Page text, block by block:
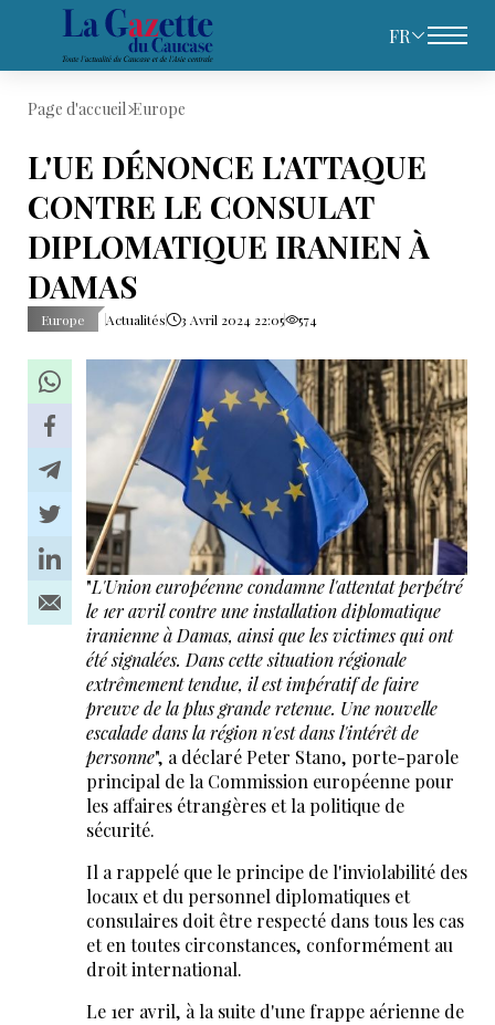
FR
Page d'accueil Europe
L'UE DÉNONCE L'ATTAQUE
CONTRE LE CONSULAT
DIPLOMATIQUE IRANIEN À
DAMAS
Europe Actualités 3 Avril 2024 22:05 574
"L'Union européenne condamne l'attentat perpétré
le 1er avril contre une installation diplomatique
iranienne à Damas, ainsi que les victimes qui ont
été signalées. Dans cette situation régionale
extrêmement tendue, il est impératif de faire
preuve de la plus grande retenue. Une nouvelle
escalade dans la région n'est dans l'intérêt de
personne", a déclaré Peter Stano, porte-parole
principal de la Commission européenne pour
les affaires étrangères et la politique de
sécurité.
Il a rappelé que le principe de l'inviolabilité des
locaux et du personnel diplomatiques et
consulaires doit être respecté dans tous les cas
et en toutes circonstances, conformément au
droit international.
Le 1er avril, à la suite d'une frappe aérienne de